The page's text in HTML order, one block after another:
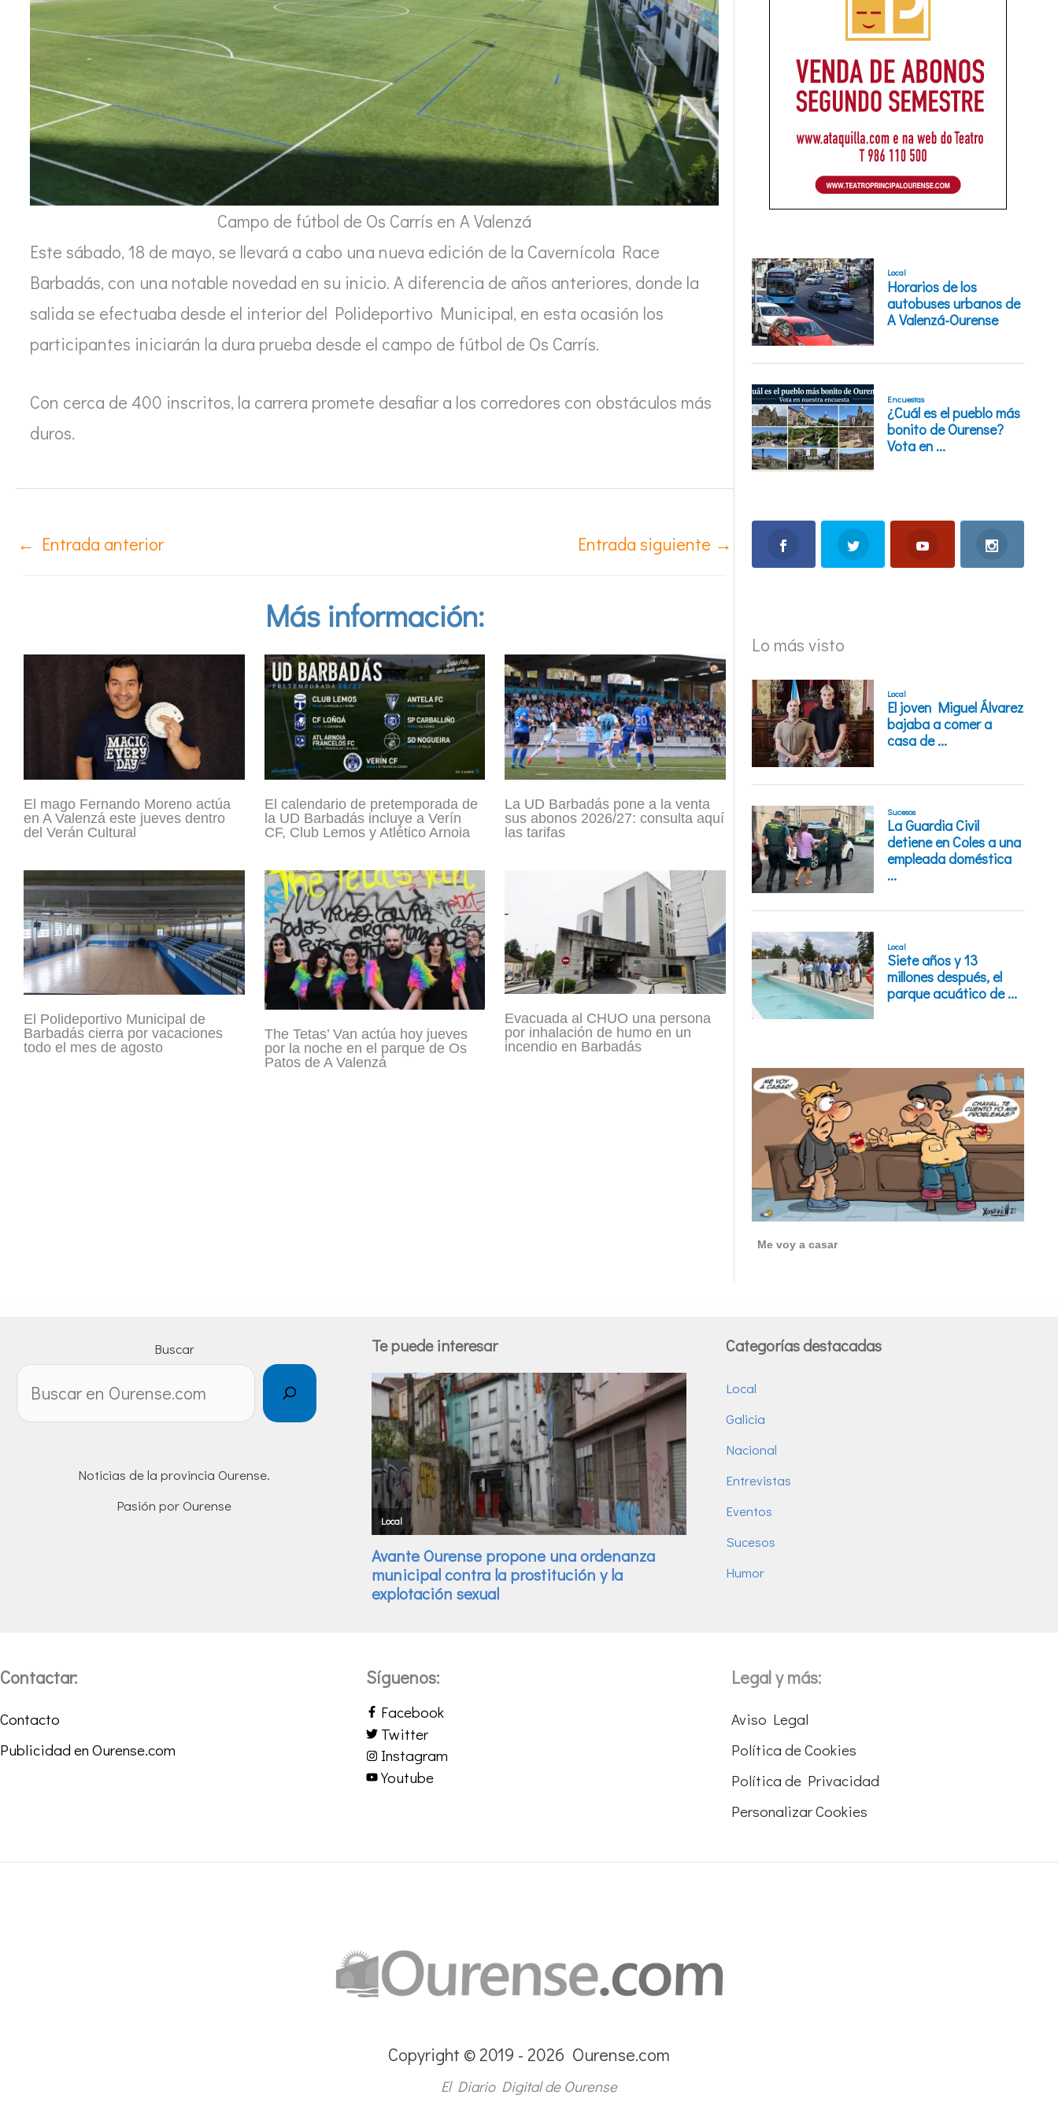
Campo de fútbol de Os Carrís en A Valenzá
Este sábado, 18 de mayo, se llevará a cabo una nueva edición de la Cavernícola Race
Barbadás, con una notable novedad en su inicio. A diferencia de años anteriores, donde la
salida se efectuaba desde el interior del Polideportivo Municipal, en esta ocasión los
participantes iniciarán la dura prueba desde el campo de fútbol de Os Carrís.
Con cerca de 400 inscritos, la carrera promete desafiar a los corredores con obstáculos más
duros.
← Entrada anterior Entrada siguiente →
Más información:
El mago Fernando Moreno actúa
en A Valenzá este jueves dentro
del Verán Cultural
El calendario de pretemporada de
la UD Barbadás incluye a Verín
CF, Club Lemos y Atlético Arnoia
La UD Barbadás pone a la venta
sus abonos 2026/27: consulta aquí
las tarifas
El Polideportivo Municipal de
Barbadás cierra por vacaciones
todo el mes de agosto
The Tetas’ Van actúa hoy jueves
por la noche en el parque de Os
Patos de A Valenzá
Evacuada al CHUO una persona
por inhalación de humo en un
incendio en Barbadás
Lo más visto
Me voy a casar
Buscar
Noticias de la provincia Ourense.
Pasión por Ourense
Te puede interesar Categorías destacadas
Local
Galicia
Nacional
Entrevistas
Eventos
Sucesos
Humor
Contactar:
Contacto
Publicidad en Ourense.com
Síguenos:
Facebook
Twitter
Instagram
Youtube
Legal y más:
Aviso Legal
Política de Cookies
Política de Privacidad
Personalizar Cookies
Copyright © 2019 - 2026 Ourense.com
El Diario Digital de Ourense